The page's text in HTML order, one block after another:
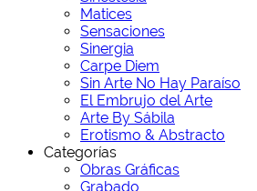
Matices
Sensaciones
Sinergia
Carpe Diem
Sin Arte No Hay Paraíso
El Embrujo del Arte
Arte By Sábila
Erotismo & Abstracto
Categorías
Obras Gráficas
Grabado